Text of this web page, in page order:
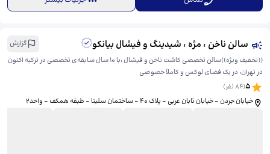
سالن ناخن ، مژه ، شیدینگ و فیشال بیانکو
گزارش
((تخفیف ویژه))سالن تخصصی کاشت ناخن و فیشال ،با 10 سال سابقه‌ی تخصصی در ترکیه اکنون
در تهران، در یک فضای لوکس و کاملاً خصوصی
5
(
84نفر)
خیابان جردن - خیابان تابان غربی - پلاک ۴۰ - ساختمان سلینا - طبقه همکف - واحد2